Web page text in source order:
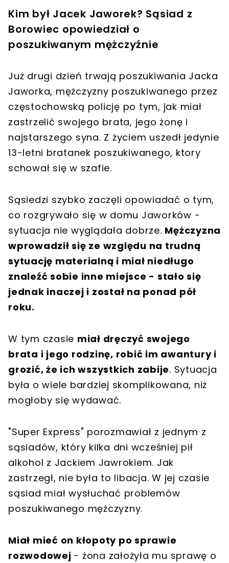
Kim był Jacek Jaworek? Sąsiad z
Borowiec opowiedział o
poszukiwanym mężczyźnie
Już drugi dzień trwają poszukiwania Jacka
Jaworka, mężczyzny poszukiwanego przez
częstochowską policję po tym, jak miał
zastrzelić swojego brata, jego żonę i
najstarszego syna. Z życiem uszedł jedynie
13-letni bratanek poszukiwanego, ktory
schował się w szafie.
Sąsiedzi szybko zaczęli opowiadać o tym,
co rozgrywało się w domu Jaworków -
sytuacja nie wyglądała dobrze. Mężczyzna
wprowadził się ze względu na trudną
sytuację materialną i miał niedługo
znaleźć sobie inne miejsce - stało się
jednak inaczej i został na ponad pół
roku.
W tym czasie miał dręczyć swojego
brata i jego rodzinę, robić im awantury i
grozić, że ich wszystkich zabije. Sytuacja
była o wiele bardziej skomplikowana, niż
mogłoby się wydawać.
"Super Express" porozmawiał z jednym z
sąsiadów, który kilka dni wcześniej pił
alkohol z Jackiem Jawrokiem. Jak
zastrzegł, nie była to libacja. W jej czasie
sąsiad miał wysłuchać problemów
poszukiwanego mężczyzny.
Miał mieć on kłopoty po sprawie
rozwodowej - żona założyła mu sprawę o